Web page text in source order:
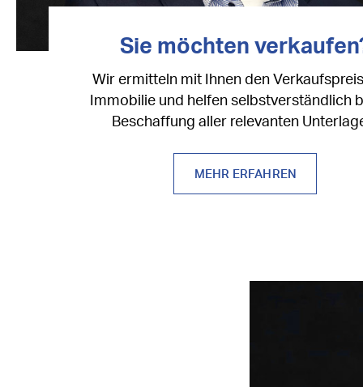
Sie möchten
Wir ermitteln mit Ihnen den
Immobilie und helfen selbstverständlich
Beschaffung aller relevanten
MEHR ERFAHREN